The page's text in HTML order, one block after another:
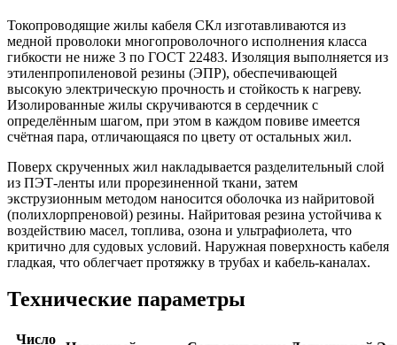
Токопроводящие жилы кабеля СКл изготавливаются из
медной проволоки многопроволочного исполнения класса
гибкости не ниже 3 по ГОСТ 22483. Изоляция выполняется из
этиленпропиленовой резины (ЭПР), обеспечивающей
высокую электрическую прочность и стойкость к нагреву.
Изолированные жилы скручиваются в сердечник с
определённым шагом, при этом в каждом повиве имеется
счётная пара, отличающаяся по цвету от остальных жил.
Поверх скрученных жил накладывается разделительный слой
из ПЭТ-ленты или прорезиненной ткани, затем
экструзионным методом наносится оболочка из найритовой
(полихлорпреновой) резины. Найритовая резина устойчива к
воздействию масел, топлива, озона и ультрафиолета, что
критично для судовых условий. Наружная поверхность кабеля
гладкая, что облегчает протяжку в трубах и кабель-каналах.
Технические параметры
Число